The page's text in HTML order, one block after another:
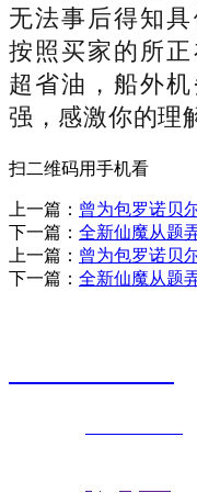
无法事后得知
按照买家的所
超省油，船外
强，感激你的理
扫二维码用手机看
上一篇： 曾为包罗诺贝
下一篇： 全新仙魔从题
上一篇： 曾为包罗诺贝
下一篇： 全新仙魔从题